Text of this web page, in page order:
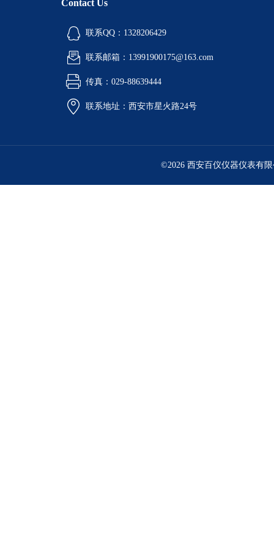
Contact Us
联系QQ：1328206429
联系邮箱：13991900175@163.com
传真：029-88639444
联系地址：西安市星火路24号
©2026 西安百仪仪器仪表有